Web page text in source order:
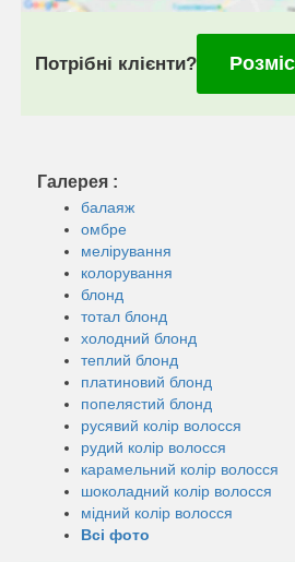
Потрібні клієнти?
Галерея :
балаяж
омбре
мелірування
колорування
блонд
тотал блонд
холодний блонд
теплий блонд
платиновий блонд
попелястий блонд
русявий колір волосся
рудий колір волосся
карамельний колір волосся
шоколадний колір волосся
мідний колір волосся
Всі фото